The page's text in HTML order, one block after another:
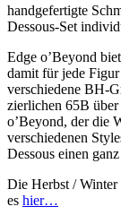
handgefertigte
Dessous-Set
Edge o’Beyond
damit für jede Figur
verschiedene BH-
zierlichen 65B
o’Beyond, der die
verschiedenen
Dessous einen
Die Herbst /
es hier…